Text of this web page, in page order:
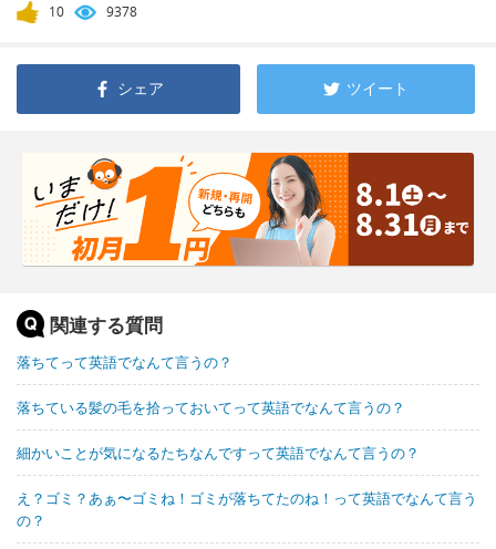
10 9378
シェア ツイート
関連する質問
落ちてって英語でなんて言うの？
落ちている髪の毛を拾っておいてって英語でなんて言うの？
細かいことが気になるたちなんですって英語でなんて言うの？
え？ゴミ？あぁ〜ゴミね！ゴミが落ちてたのね！って英語でなんて言う
の？